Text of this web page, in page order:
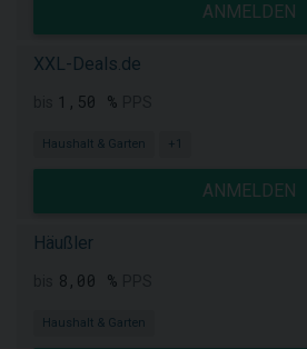
ANMELDEN
XXL-Deals.de
1,50 %
Haushalt & Garten +1
ANMELDEN
Häußler
8,00 %
Haushalt & Garten